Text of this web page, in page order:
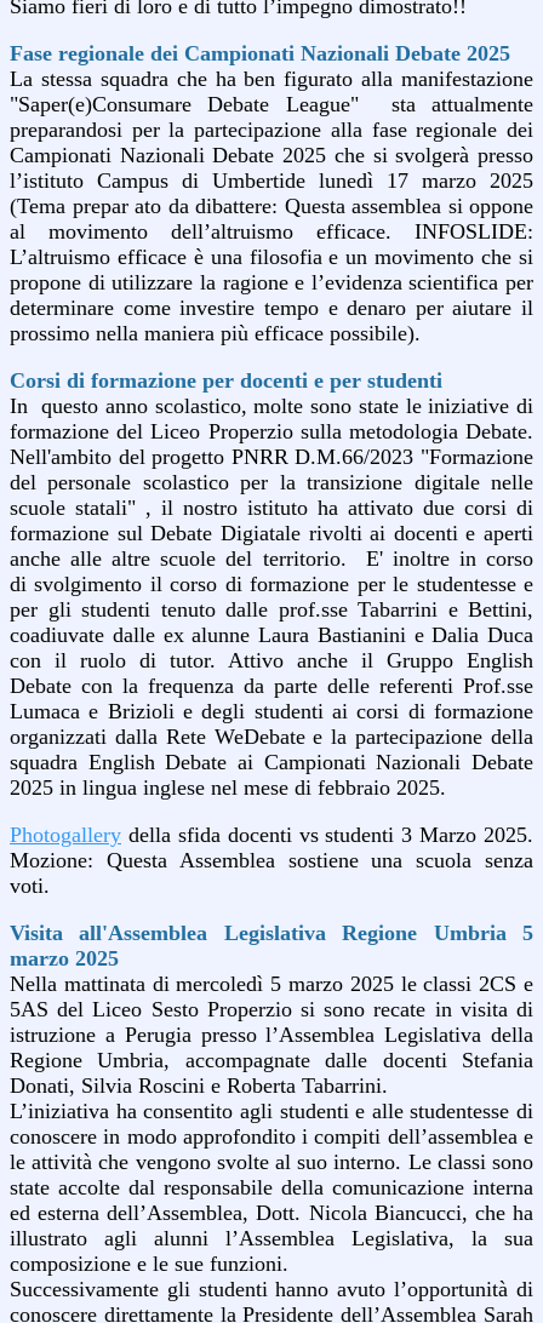
Siamo fieri di loro e di tutto l’impegno dimostrato!!
Fase regionale dei Campionati Nazionali Debate 2025
La stessa squadra che ha ben figurato alla manifestazione
"Saper(e)Consumare Debate League" sta attualmente
preparandosi per la partecipazione alla fase regionale dei
Campionati Nazionali Debate 2025 che si svolgerà presso
l’istituto Campus di Umbertide lunedì 17 marzo 2025
(Tema prepar ato da dibattere: Questa assemblea si oppone
al movimento dell’altruismo efficace. INFOSLIDE:
L’altruismo efficace è una filosofia e un movimento che si
propone di utilizzare la ragione e l’evidenza scientifica per
determinare come investire tempo e denaro per aiutare il
prossimo nella maniera più efficace possibile).
Corsi di formazione per docenti e per studenti
In questo anno scolastico, molte sono state le iniziative di
formazione del Liceo Properzio sulla metodologia Debate.
Nell'ambito del progetto PNRR D.M.66/2023 "Formazione
del personale scolastico per la transizione digitale nelle
scuole statali" , il nostro istituto ha attivato due corsi di
formazione sul Debate Digiatale rivolti ai docenti e aperti
anche alle altre scuole del territorio. E' inoltre in corso
di svolgimento il corso di formazione per le studentesse e
per gli studenti tenuto dalle prof.sse Tabarrini e Bettini,
coadiuvate dalle ex alunne Laura Bastianini e Dalia Duca
con il ruolo di tutor. Attivo anche il Gruppo English
Debate con la frequenza da parte delle referenti Prof.sse
Lumaca e Brizioli e degli studenti ai corsi di formazione
organizzati dalla Rete WeDebate e la partecipazione della
squadra English Debate ai Campionati Nazionali Debate
2025 in lingua inglese nel mese di febbraio 2025.
Photogallery della sfida docenti vs studenti 3 Marzo 2025.
Mozione: Questa Assemblea sostiene una scuola senza
voti.
Visita all'Assemblea Legislativa Regione Umbria 5
marzo 2025
Nella mattinata di mercoledì 5 marzo 2025 le classi 2CS e
5AS del Liceo Sesto Properzio si sono recate in visita di
istruzione a Perugia presso l’Assemblea Legislativa della
Regione Umbria, accompagnate dalle docenti Stefania
Donati, Silvia Roscini e Roberta Tabarrini.
L’iniziativa ha consentito agli studenti e alle studentesse di
conoscere in modo approfondito i compiti dell’assemblea e
le attività che vengono svolte al suo interno. Le classi sono
state accolte dal responsabile della comunicazione interna
ed esterna dell’Assemblea, Dott. Nicola Biancucci, che ha
illustrato agli alunni l’Assemblea Legislativa, la sua
composizione e le sue funzioni.
Successivamente gli studenti hanno avuto l’opportunità di
conoscere direttamente la Presidente dell’Assemblea Sarah